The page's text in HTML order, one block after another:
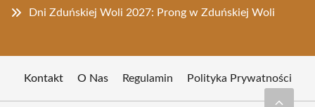
Dni Zduńskiej Woli 2027: Prong w Zduńskiej Woli
Kontakt O Nas Regulamin Polityka Prywatności